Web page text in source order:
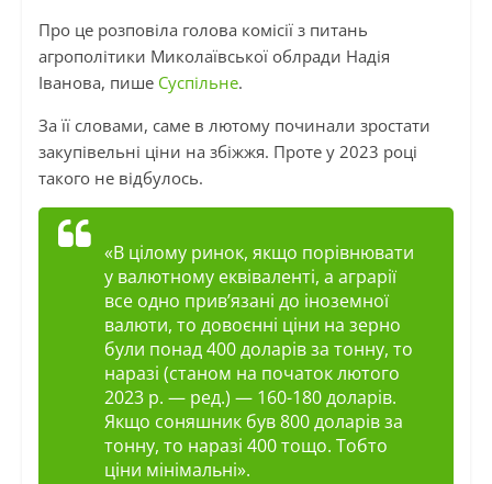
Про це розповіла голова комісії з питань
агрополітики Миколаївської облради Надія
Іванова, пише Суспільне.
За її словами, саме в лютому починали зростати
закупівельні ціни на збіжжя. Проте у 2023 році
такого не відбулось.
«В цілому ринок, якщо порівнювати
у валютному еквіваленті, а аграрії
все одно прив’язані до іноземної
валюти, то довоєнні ціни на зерно
були понад 400 доларів за тонну, то
наразі (станом на початок лютого
2023 р. — ред.) — 160-180 доларів.
Якщо соняшник був 800 доларів за
тонну, то наразі 400 тощо. Тобто
ціни мінімальні».